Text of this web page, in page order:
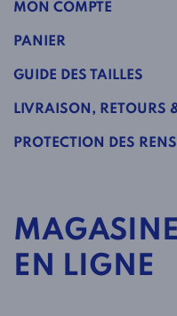
MON COMPTE
PANIER
GUIDE DES TAILLES
LIVRAISON, RETOURS
PROTECTION DES
EN LIGNE